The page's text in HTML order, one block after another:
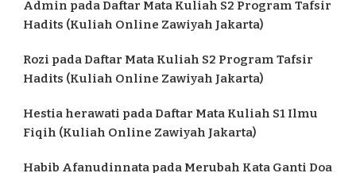
Admin pada Daftar Mata Kuliah S2 Program Tafsir
Hadits (Kuliah Online Zawiyah Jakarta)
Rozi pada Daftar Mata Kuliah S2 Program Tafsir
Hadits (Kuliah Online Zawiyah Jakarta)
Hestia herawati pada Daftar Mata Kuliah S1 Ilmu
Fiqih (Kuliah Online Zawiyah Jakarta)
Habib Afanudinnata pada Merubah Kata Ganti Doa